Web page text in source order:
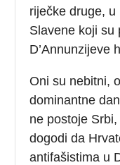
riječke druge,
Slavene koji su
D’Annunzijeve
Oni su nebitni,
dominantne
ne postoje
dogodi da
antifašistima u